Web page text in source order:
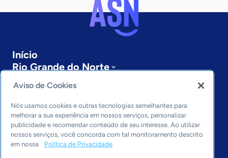
Início
Rio Grande do Norte
Sobre a ASN
Últimas notícias
Entre em contato
Editorias
Economia & Política
Inovação & Tecnologia
Aviso de Cookies
Nós usamos cookies e outras tecnologias semelhantes para
melhorar a sua experiência em nossos serviços, personalizar
publicidade e recomendar conteúdo de seu interesse. Ao utilizar
nossos serviços, você concorda com tal monitoramento descrito
em nossa
Política de Privacidade